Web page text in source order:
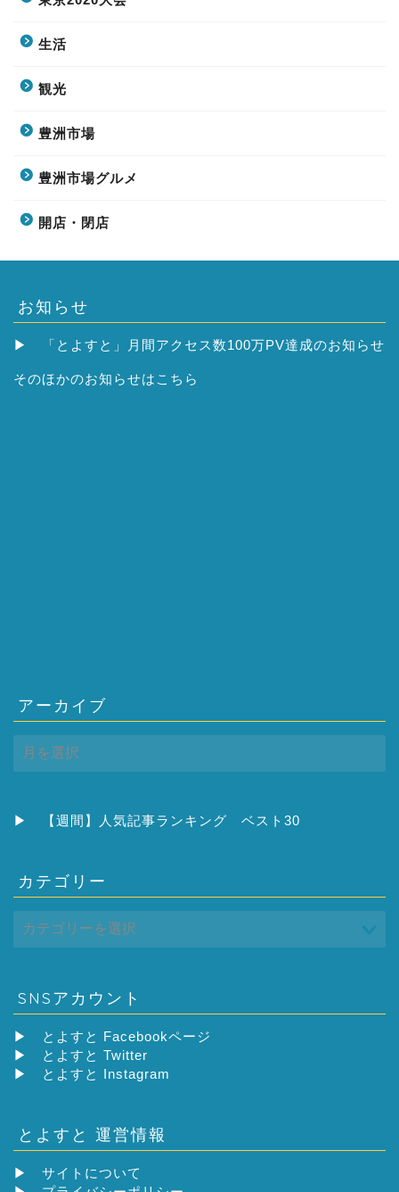
生活
観光
豊洲市場
豊洲市場グルメ
開店・閉店
お知らせ
▶ 「とよすと」月間アクセス数100万PV達成のお知らせ
そのほかのお知らせはこちら
アーカイブ
ー
ブ
▶ 【週間】人気記事ランキング ベスト30
カテゴリー
SNSアカウント
▶
とよすと Facebookページ
▶
とよすと Twitter
▶
とよすと Instagram
とよすと 運営情報
▶ サイトについて